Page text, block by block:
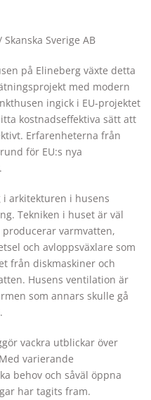
Sverige AB
på Elineberg växte detta
med modern
ingick i EU-projektet
kostnadseffektiva sätt att
Erfarenheterna från
för EU:s nya
i arkitekturen i husens
Tekniken i huset är väl
varmvatten,
och avloppsväxlare som
från diskmaskiner och
Husens ventilation är
som annars skulle gå
vackra utblickar över
varierande
behov och såväl öppna
har tagits fram.